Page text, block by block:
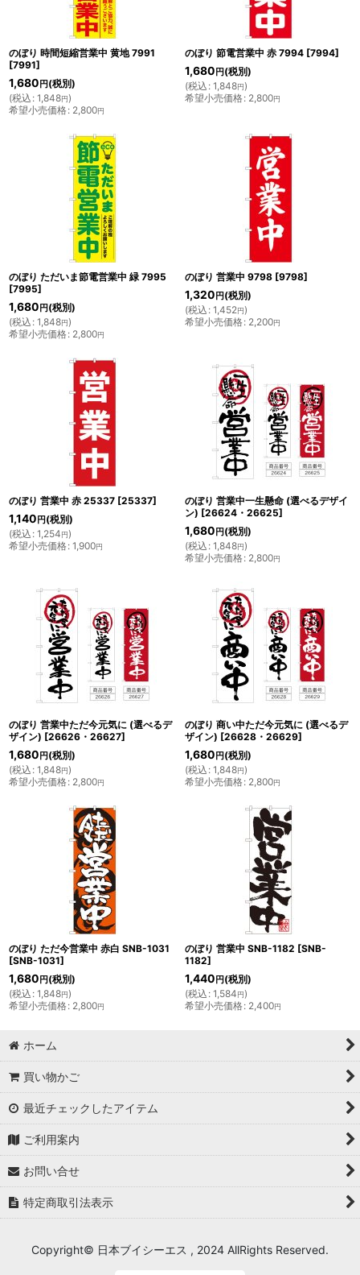
のぼり 時間短縮営業中 黄地 7991
[7991]
1,680 円 (税別)
(税込 : 1,848円)
希望小売価格: 2,800円
のぼり 節電営業中 赤 7994 [7994]
1,680 円 (税別)
(税込 : 1,848円)
希望小売価格: 2,800円
のぼり ただいま節電営業中 緑 7995
[7995]
1,680 円 (税別)
(税込 : 1,848円)
希望小売価格: 2,800円
のぼり 営業中 9798 [9798]
1,320 円 (税別)
(税込 : 1,452円)
希望小売価格: 2,200円
のぼり 営業中 赤 25337 [25337]
1,140 円 (税別)
(税込 : 1,254円)
希望小売価格: 1,900円
のぼり 営業中一生懸命 (選べるデザイ
ン) [26624・26625]
1,680 円 (税別)
(税込 : 1,848円)
希望小売価格: 2,800円
のぼり 営業中ただ今元気に (選べるデ
ザイン) [26626・26627]
1,680 円 (税別)
(税込 : 1,848円)
希望小売価格: 2,800円
のぼり 商い中ただ今元気に (選べるデ
ザイン) [26628・26629]
1,680 円 (税別)
(税込 : 1,848円)
希望小売価格: 2,800円
のぼり ただ今営業中 赤白 SNB-1031
[SNB-1031]
1,680 円 (税別)
(税込 : 1,848円)
希望小売価格: 2,800円
のぼり 営業中 SNB-1182 [SNB-
1182]
1,440 円 (税別)
(税込 : 1,584円)
希望小売価格: 2,400円
ホーム
買い物かご
最近チェックしたアイテム
ご利用案内
お問い合せ
特定商取引法表示
Copyright© 日本ブイシーエス , 2024 AllRights Reserved.